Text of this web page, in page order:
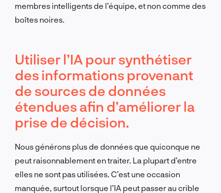
membres intelligents de l’équipe, et non comme des
boîtes noires.
Utiliser l’IA pour synthétiser
des informations provenant
de sources de données
étendues afin d’améliorer la
prise de décision.
Nous générons plus de données que quiconque ne
peut raisonnablement en traiter. La plupart d’entre
elles ne sont pas utilisées. C’est une occasion
manquée, surtout lorsque l’IA peut passer au crible